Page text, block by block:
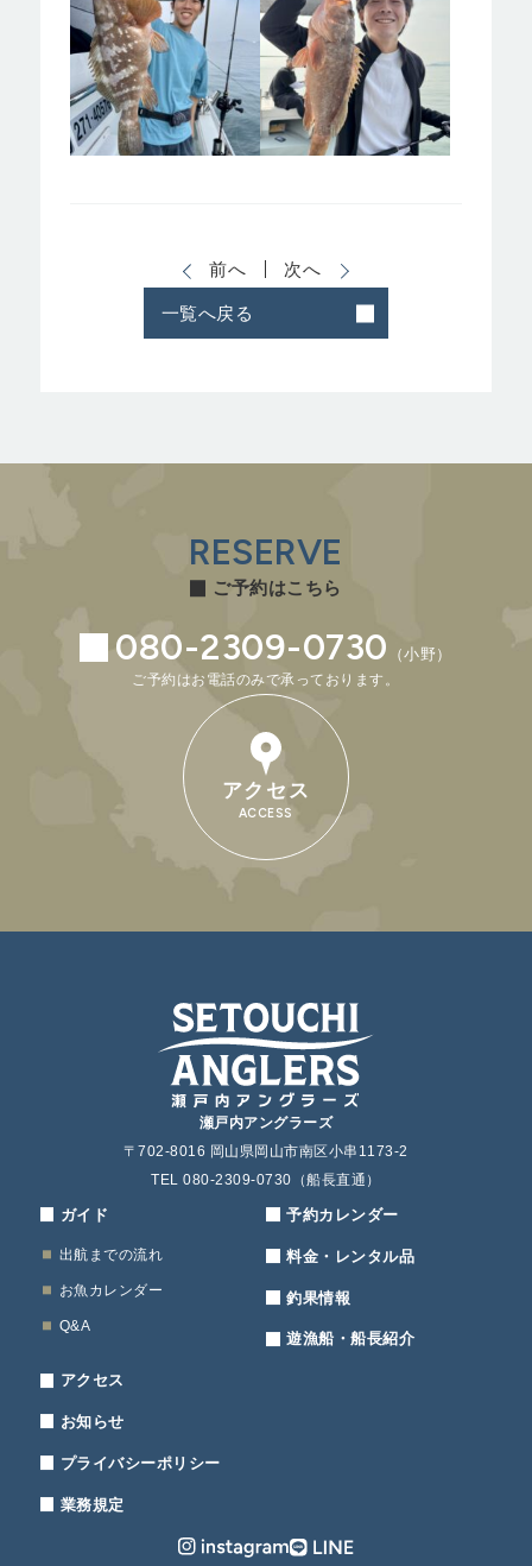
一覧へ戻る
前へ 次へ
RESERVE
ご予約はこちら
080-2309-0730 （小野）
ご予約はお電話のみで承っております。
アクセス
ACCESS
瀬戸内アングラーズ
〒702-8016 岡山県岡山市南区小串1173-2
TEL 080-2309-0730（船長直通）
ガイド
出航までの流れ
お魚カレンダー
Q&A
予約カレンダー
料金・レンタル品
釣果情報
遊漁船・船長紹介
アクセス
お知らせ
プライバシーポリシー
業務規定